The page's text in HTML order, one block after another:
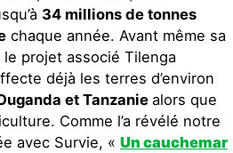
34 millions de tonnes
chaque année. Avant même sa
projet associé Tilenga
déjà les terres d’environ
et Tanzanie alors que
Comme l’a révélé notre
avec Survie, « Un cauchemar